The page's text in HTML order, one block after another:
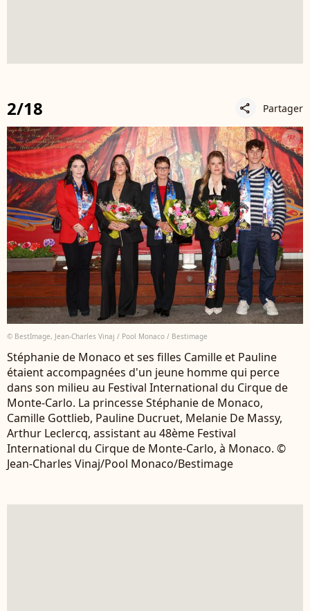
2/18 share Partager
© BestImage, Jean-Charles Vinaj / Pool Monaco / Bestimage
Stéphanie de Monaco et ses filles Camille et Pauline
étaient accompagnées d'un jeune homme qui perce
dans son milieu au Festival International du Cirque de
Monte-Carlo. La princesse Stéphanie de Monaco,
Camille Gottlieb, Pauline Ducruet, Melanie De Massy,
Arthur Leclercq, assistant au 48ème Festival
International du Cirque de Monte-Carlo, à Monaco. ©
Jean-Charles Vinaj/Pool Monaco/Bestimage